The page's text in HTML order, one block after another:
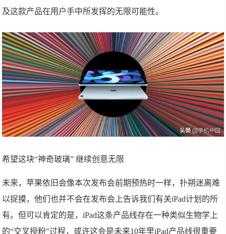
及这款产品在用户手中所发挥的无限可能性。
希望这块“神奇玻璃” 继续创意无限
未来，苹果依旧会像本次发布会前期预热时一样，扑朔迷离难
以捉摸，他们也并不会在发布会上告诉我们有关iPad计划的所
有。但可以肯定的是，iPad这条产品线存在一种类似生物学上
的“交叉授粉”过程，或许这会是未来10年里iPad产品线很重要